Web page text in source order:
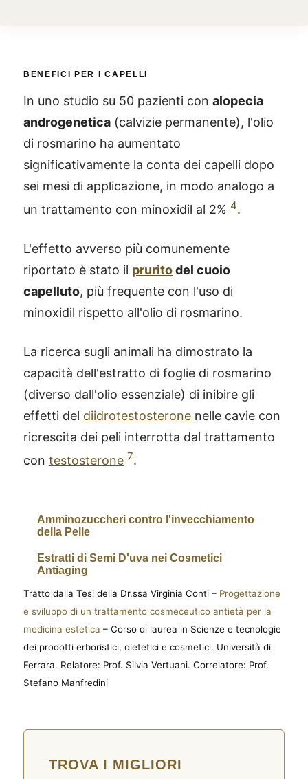
BENEFICI PER I CAPELLI
In uno studio su 50 pazienti con alopecia
androgenetica (calvizie permanente), l'olio
di rosmarino ha aumentato
significativamente la conta dei capelli dopo
sei mesi di applicazione, in modo analogo a
un trattamento con minoxidil al 2% 4.
L'effetto avverso più comunemente
riportato è stato il pruritodel cuoio
capelluto, più frequente con l'uso di
minoxidil rispetto all'olio di rosmarino.
La ricerca sugli animali ha dimostrato la
capacità dell'estratto di foglie di rosmarino
(diverso dall'olio essenziale) di inibire gli
effetti del diidrotestosterone nelle cavie con
ricrescita dei peli interrotta dal trattamento
con testosterone 7.
Amminozuccheri contro l'invecchiamento
della Pelle
Estratti di Semi D'uva nei Cosmetici
Antiaging
Tratto dalla Tesi della Dr.ssa Virginia Conti – Progettazione
e sviluppo di un trattamento cosmeceutico antietà per la
medicina estetica – Corso di laurea in Scienze e tecnologie
dei prodotti erboristici, dietetici e cosmetici. Università di
Ferrara. Relatore: Prof. Silvia Vertuani. Correlatore: Prof.
Stefano Manfredini
TROVA I MIGLIORI